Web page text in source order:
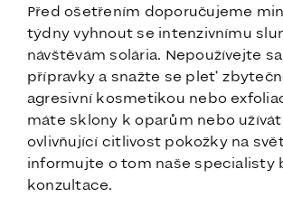
Před ošetřením doporučujeme
týdny vyhnout se intenzivnímu
návštěvám solária. Nepoužívejte
přípravky a snažte se pleť
agresivní kosmetikou nebo
máte sklony k oparům nebo
ovlivňující citlivost pokožky na
informujte o tom naše specialisty
konzultace.